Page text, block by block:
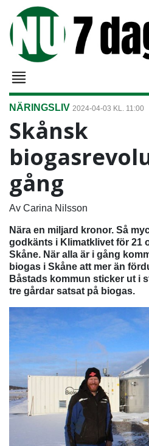
NÄRINGSLIV 2024-04-03 KL. 11:00
Skånsk
gång
Av Carina Nilsson
Nära en miljard kronor. Så
godkänts i Klimatklivet för 21
Skåne. När alla är i gång
biogas i Skåne att mer än
Båstads kommun sticker ut i
tre gårdar satsat på biogas.